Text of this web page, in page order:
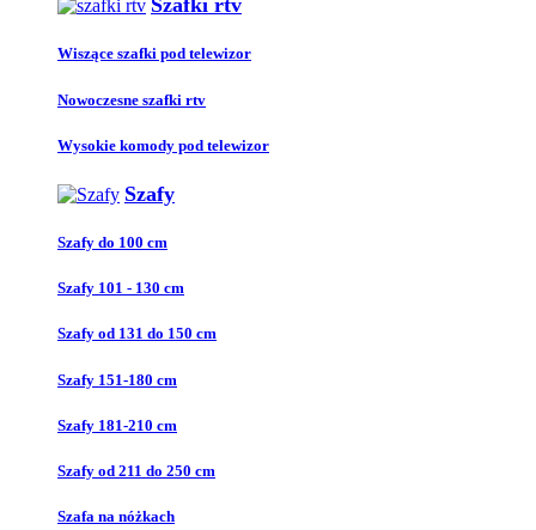
Szafki rtv
Wiszące szafki pod telewizor
Nowoczesne szafki rtv
Wysokie komody pod telewizor
Szafy
Szafy do 100 cm
Szafy 101 - 130 cm
Szafy od 131 do 150 cm
Szafy 151-180 cm
Szafy 181-210 cm
Szafy od 211 do 250 cm
Szafa na nóżkach